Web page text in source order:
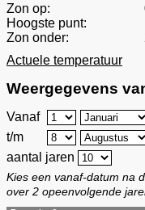
Zon op:
Hoogste punt:
Zon onder:
Actuele temperatuur
Weergegevens
Vanaf
t/m
aantal jaren
Kies een vanaf-datum na
over 2 opeenvolgende